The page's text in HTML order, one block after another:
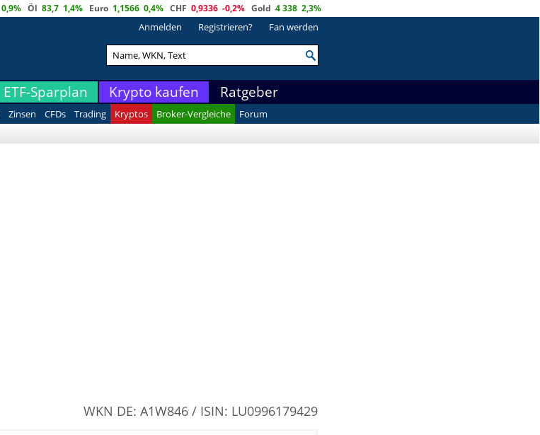
0,9% Öl 83,7 1,4% Euro 1,1566 0,4% CHF 0,9336 -0,2% Gold 4 338 2,3%
Anmelden Registrieren? Fan werden
ETF-Sparplan Krypto kaufen Ratgeber
Zinsen CFDs Trading Kryptos Broker-Vergleiche
Forum
WKN DE: A1W846 / ISIN: LU0996179429